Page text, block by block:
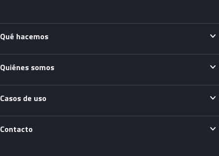
Qué hacemos expand_more
Quiénes somos expand_more
Casos de uso expand_more
Contacto expand_more